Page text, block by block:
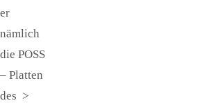
er
nämlich
die POSS
– Platten
des >